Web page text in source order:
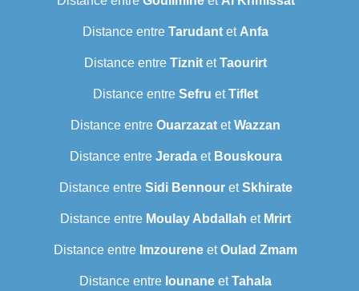
Distance entre Tarudant et Anfa
Distance entre Tiznit etTaourirt
Distance entre Sefru etTiflet
Distance entre Ouarzazat etWazzan
Distance entre Jeradaet Bouskoura
Distance entre Sidi BennouretSkhirate
Distance entre Moulay Abdallah et Mrirt
Distance entre Imzourene etOulad Zmam
Distance entre Iounane etTahala